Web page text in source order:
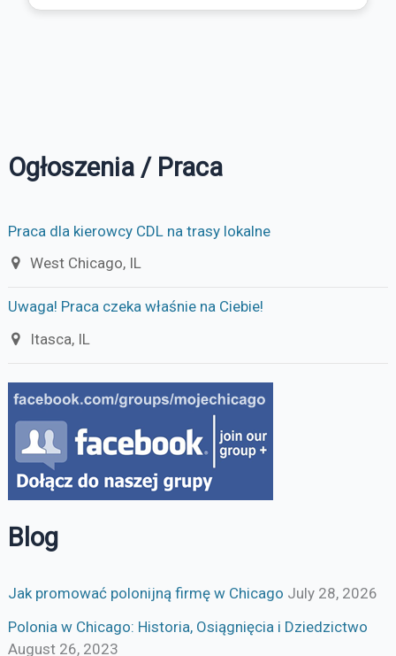
Ogłoszenia / Praca
Praca dla kierowcy CDL na trasy lokalne
West Chicago, IL
Uwaga! Praca czeka właśnie na Ciebie!
Itasca, IL
Blog
Jak promować polonijną firmę w Chicago July 28, 2026
Polonia w Chicago: Historia, Osiągnięcia i Dziedzictwo
August 26, 2023